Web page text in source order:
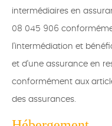
intermédiaires en
08 045 906
l’intermédiation et
et d’une assurance en
conformément aux
des assurances.